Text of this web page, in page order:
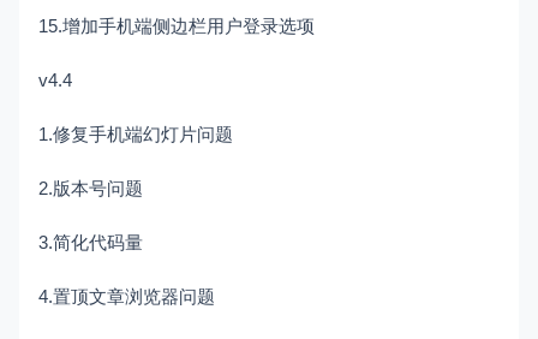
15.增加手机端侧边栏用户登录选项
v4.4
1.修复手机端幻灯片问题
2.版本号问题
3.简化代码量
4.置顶文章浏览器问题